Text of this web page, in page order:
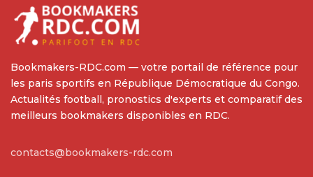
Bookmakers-RDC.com — votre portail de référence pour
les paris sportifs en République Démocratique du Congo.
Actualités football, pronostics d'experts et comparatif des
meilleurs bookmakers disponibles en RDC.
contacts@bookmakers-rdc.com